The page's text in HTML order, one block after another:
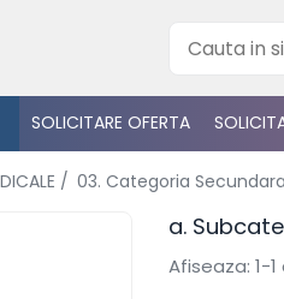
SOLICITARE OFERTA
/ 03. Categoria
a.
Afiseaza: 1-1